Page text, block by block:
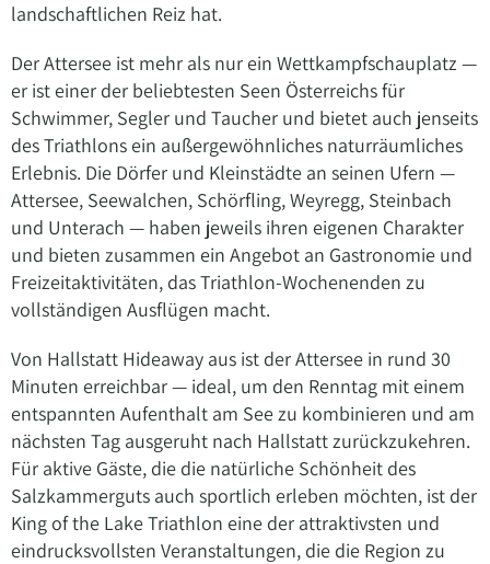
landschaftlichen Reiz hat.
Der Attersee ist mehr als nur ein Wettkampfschauplatz —
er ist einer der beliebtesten Seen Österreichs für
Schwimmer, Segler und Taucher und bietet auch jenseits
des Triathlons ein außergewöhnliches naturräumliches
Erlebnis. Die Dörfer und Kleinstädte an seinen Ufern —
Attersee, Seewalchen, Schörfling, Weyregg, Steinbach
und Unterach — haben jeweils ihren eigenen Charakter
und bieten zusammen ein Angebot an Gastronomie und
Freizeitaktivitäten, das Triathlon-Wochenenden zu
vollständigen Ausflügen macht.
Von Hallstatt Hideaway aus ist der Attersee in rund 30
Minuten erreichbar — ideal, um den Renntag mit einem
entspannten Aufenthalt am See zu kombinieren und am
nächsten Tag ausgeruht nach Hallstatt zurückzukehren.
Für aktive Gäste, die die natürliche Schönheit des
Salzkammerguts auch sportlich erleben möchten, ist der
King of the Lake Triathlon eine der attraktivsten und
eindrucksvollsten Veranstaltungen, die die Region zu